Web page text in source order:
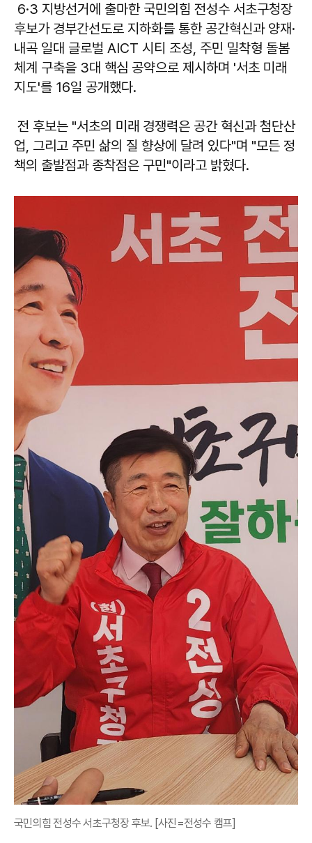
6·3 지방선거에 출마한 국민의힘 전성수 서초구청장
후보가 경부간선도로 지하화를 통한 공간혁신과 양재·
내곡 일대 글로벌 AICT 시티 조성, 주민 밀착형 돌봄
체계 구축을 3대 핵심 공약으로 제시하며 '서초 미래
지도'를 16일 공개했다.
전 후보는 "서초의 미래 경쟁력은 공간 혁신과 첨단산
업, 그리고 주민 삶의 질 향상에 달려 있다"며 "모든 정
책의 출발점과 종착점은 구민"이라고 밝혔다.
국민의힘 전성수 서초구청장 후보. [사진=전성수 캠프]